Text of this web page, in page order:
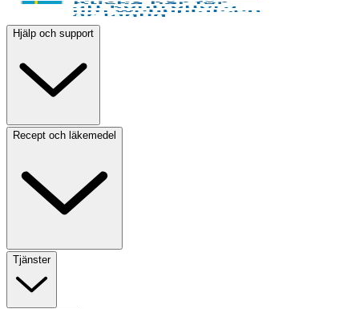
Hjälp och support
Recept och läkemedel
Tjänster